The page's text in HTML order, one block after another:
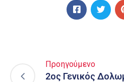
Προηγούμενο
2ος Γενικός